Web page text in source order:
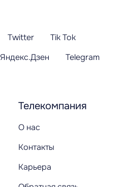
Телекомпания
О нас
Контакты
Карьера
Twitter
Tik Tok
Яндекс.Дзен
Telegram